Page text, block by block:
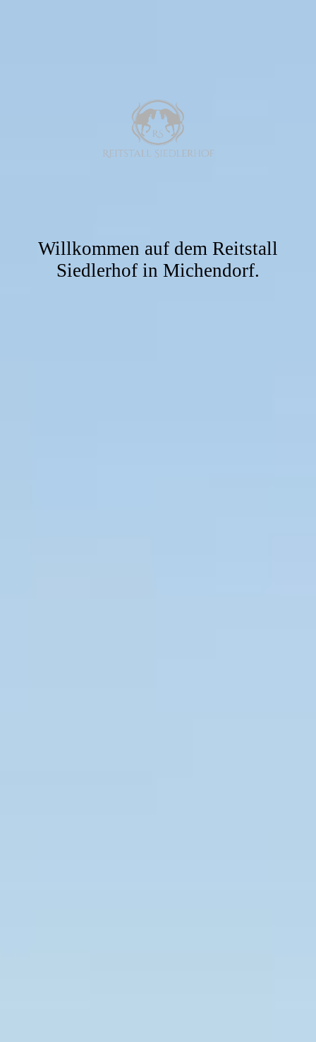
Willkommen auf dem Reitstall
Siedlerhof in Michendorf.